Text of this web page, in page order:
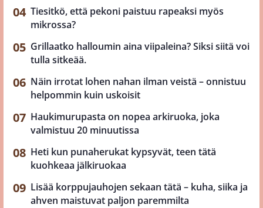
Tiesitkö, että pekoni paistuu rapeaksi myös
mikrossa?
Grillaatko halloumin aina viipaleina? Siksi siitä voi
tulla sitkeää.
Näin irrotat lohen nahan ilman veistä – onnistuu
helpommin kuin uskoisit
Haukimurupasta on nopea arkiruoka, joka
valmistuu 20 minuutissa
Heti kun punaherukat kypsyvät, teen tätä
kuohkeaa jälkiruokaa
Lisää korppujauhojen sekaan tätä – kuha, siika ja
ahven maistuvat paljon paremmilta